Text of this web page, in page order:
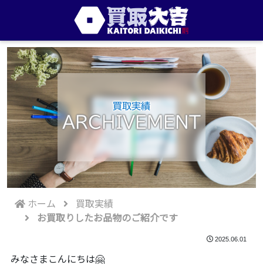
買取実績
ARCHIVEMENT
ホーム
買取実績
お買取りしたお品物のご紹介です
2025.06.01
みなさまこんにちは🤗